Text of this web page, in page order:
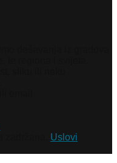
Uslovi